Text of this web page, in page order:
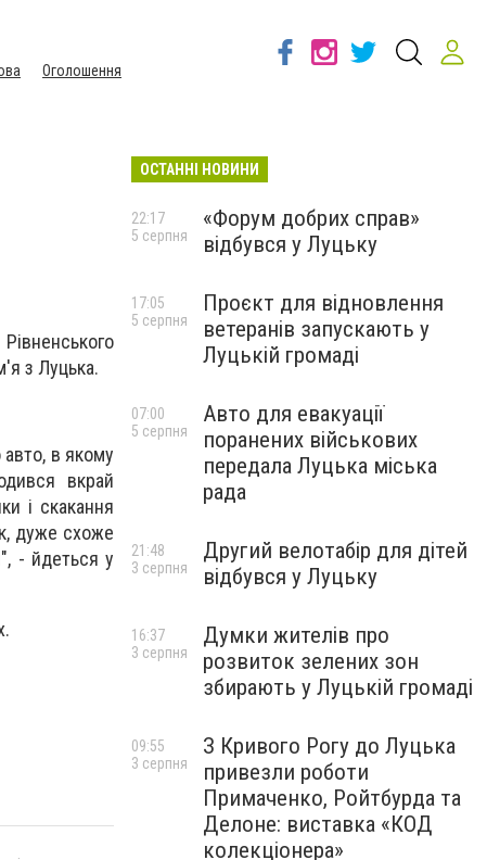
Оголошення
з Луцька.
в якому
вкрай
і скакання
дуже схоже
- йдеться у
ОСТАННІ НОВИНИ
«Форум добрих справ»
відбувся у Луцьку
22:17
5 серпня
Проєкт для відновлення
ветеранів запускають у
Луцькій громаді
17:05
5 серпня
Авто для евакуації
поранених військових
передала Луцька міська
рада
07:00
5 серпня
Другий велотабір для дітей
відбувся у Луцьку
21:48
3 серпня
Думки жителів про
розвиток зелених зон
збирають у Луцькій громаді
16:37
3 серпня
З Кривого Рогу до Луцька
привезли роботи
Примаченко, Ройтбурда та
Делоне: виставка «КОД
колекціонера»
09:55
3 серпня